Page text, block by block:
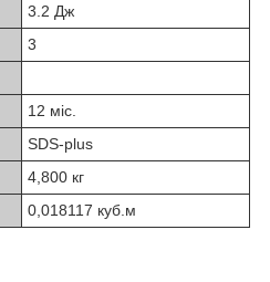
3.2 Дж
3
12 міс.
SDS-plus
4,800 кг
0,018117 куб.м